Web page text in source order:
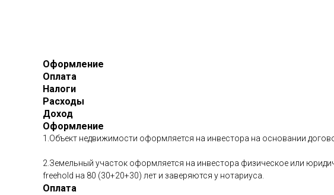
Оформление
Оплата
Налоги
Расходы
Доход
Оформление
1.Объект недвижимости оформляется на инвестора на основании
2.Земельный участок оформляется на инвестора физическое или
freehold на 80 (30+20+30) лет и заверяются у нотариуса.
Оплата